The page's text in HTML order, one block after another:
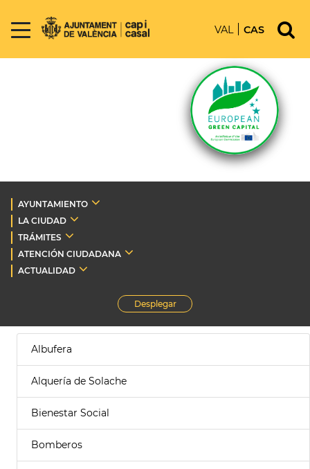
VAL CAS
AYUNTAMIENTO
LA CIUDAD
TRÁMITES
ATENCIÓN CIUDADANA
ACTUALIDAD
Desplegar
Albufera
Alquería de Solache
Bienestar Social
Bomberos